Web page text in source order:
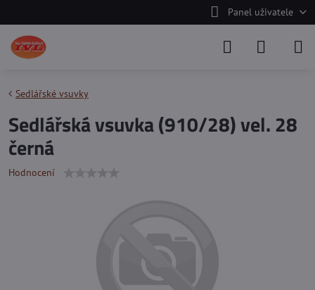
Panel uživatele
Sedlářské vsuvky
Sedlářská vsuvka (910/28) vel. 28
černá
Hodnocení